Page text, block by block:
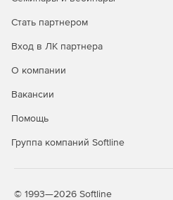
Стать партнером
Вход в ЛК партнера
О компании
Вакансии
Помощь
Группа компаний Softline
© 1993—2026 Softline